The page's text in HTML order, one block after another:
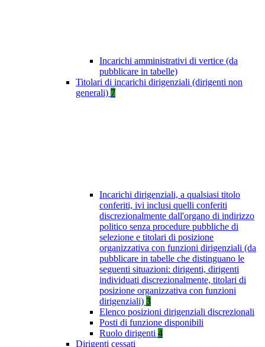
Incarichi amministrativi di vertice (da
pubblicare in tabelle)
Titolari di incarichi dirigenziali (dirigenti non
generali) 7
Incarichi dirigenziali, a qualsiasi titolo
conferiti, ivi inclusi quelli conferiti
discrezionalmente dall'organo di indirizzo
politico senza procedure pubbliche di
selezione e titolari di posizione
organizzativa con funzioni dirigenziali (da
pubblicare in tabelle che distinguano le
seguenti situazioni: dirigenti, dirigenti
individuati discrezionalmente, titolari di
posizione organizzativa con funzioni
dirigenziali) 3
Elenco posizioni dirigenziali discrezionali
Posti di funzione disponibili
Ruolo dirigenti 4
Dirigenti cessati